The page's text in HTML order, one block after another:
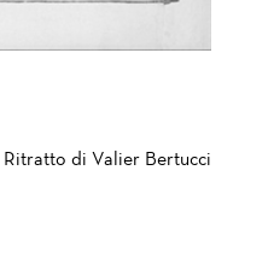
di Valier Bertucci